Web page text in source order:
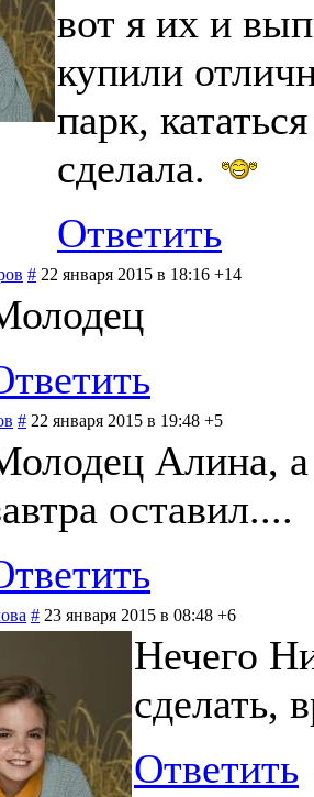
вот я их и
купили
парк,
сделала.
Ответить
# 22 января 2015 в 18:16 +14
# 22 января 2015 в 19:48 +5
Алина, а
оставил....
# 23 января 2015 в 08:48 +6
Нечего
сделать,
Ответить